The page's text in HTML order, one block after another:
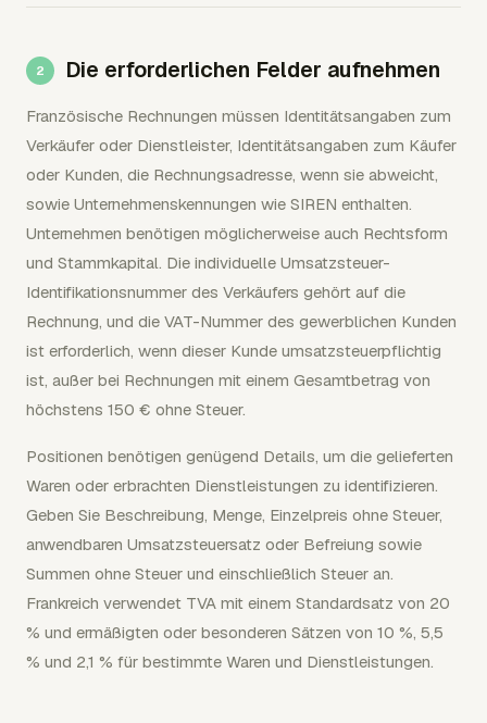
Die erforderlichen Felder aufnehmen
Französische Rechnungen müssen Identitätsangaben zum
Verkäufer oder Dienstleister, Identitätsangaben zum Käufer
oder Kunden, die Rechnungsadresse, wenn sie abweicht,
sowie Unternehmenskennungen wie SIREN enthalten.
Unternehmen benötigen möglicherweise auch Rechtsform
und Stammkapital. Die individuelle Umsatzsteuer-
Identifikationsnummer des Verkäufers gehört auf die
Rechnung, und die VAT-Nummer des gewerblichen Kunden
ist erforderlich, wenn dieser Kunde umsatzsteuerpflichtig
ist, außer bei Rechnungen mit einem Gesamtbetrag von
höchstens 150 € ohne Steuer.
Positionen benötigen genügend Details, um die gelieferten
Waren oder erbrachten Dienstleistungen zu identifizieren.
Geben Sie Beschreibung, Menge, Einzelpreis ohne Steuer,
anwendbaren Umsatzsteuersatz oder Befreiung sowie
Summen ohne Steuer und einschließlich Steuer an.
Frankreich verwendet TVA mit einem Standardsatz von 20
% und ermäßigten oder besonderen Sätzen von 10 %, 5,5
% und 2,1 % für bestimmte Waren und Dienstleistungen.